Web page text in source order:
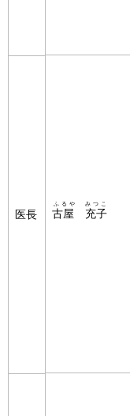
医長 古屋 充子
ふるや みつこ